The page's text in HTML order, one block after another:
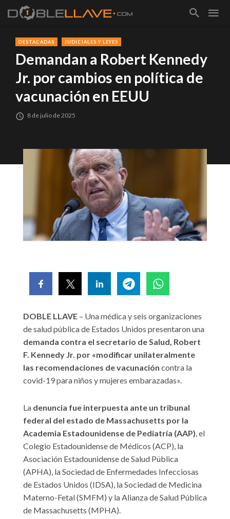
DESTACADAS JUDICIALES Y LEYES
Demandan a Robert Kennedy
Jr. por cambios en política de
vacunación en EEUU
8 de julio de 2025
DOBLE LLAVE – Una médica y seis organizaciones
de salud pública de Estados Unidos presentaron una
demanda contra el secretario de Salud, Robert
F. Kennedy Jr. por «modificar unilateralmente
las recomendaciones de vacunación contra la
covid-19 para niños y mujeres embarazadas».
La denuncia fue interpuesta ante un tribunal
federal del estado de Massachusetts por la
Academia Estadounidense de Pediatría (AAP), el
Colegio Estadounidense de Médicos (ACP), la
Asociación Estadounidense de Salud Pública
(APHA), la Sociedad de Enfermedades Infecciosas
de Estados Unidos (IDSA), la Sociedad de Medicina
Materno-Fetal (SMFM) y la Alianza de Salud Pública
de Massachusetts (MPHA).